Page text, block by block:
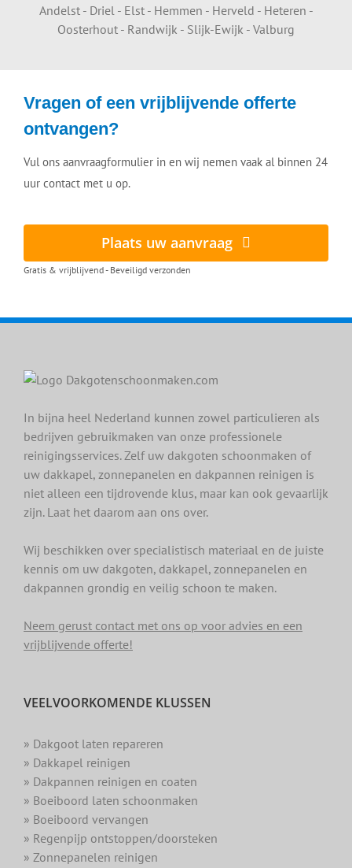
Andelst - Driel - Elst - Hemmen - Herveld - Heteren -
Oosterhout - Randwijk - Slijk-Ewijk - Valburg
Vragen of een vrijblijvende offerte
ontvangen?
Vul ons aanvraagformulier in en wij nemen vaak al binnen 24
uur contact met u op.
Plaats uw aanvraag
Gratis & vrijblijvend - Beveiligd verzonden
In bijna heel Nederland kunnen zowel particulieren als
bedrijven gebruikmaken van onze professionele
reinigingsservices. Zelf uw dakgoten schoonmaken of
uw dakkapel, zonnepanelen en dakpannen reinigen is
niet alleen een tijdrovende klus, maar kan ook gevaarlijk
zijn. Laat het daarom aan ons over.
Wij beschikken over specialistisch materiaal en de juiste
kennis om uw dakgoten, dakkapel, zonnepanelen en
dakpannen grondig en veilig schoon te maken.
Neem gerust contact met ons op voor advies en een
vrijblijvende offerte!
VEELVOORKOMENDE KLUSSEN
» Dakgoot laten repareren
» Dakkapel reinigen
» Dakpannen reinigen en coaten
» Boeiboord laten schoonmaken
» Boeiboord vervangen
» Regenpijp ontstoppen/doorsteken
» Zonnepanelen reinigen